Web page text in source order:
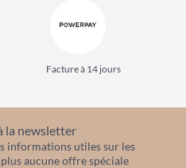
Facture à 14 jours
la newsletter
informations utiles sur les
aucune offre spéciale